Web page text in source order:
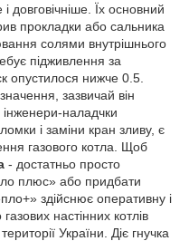
довговічніше. Їх основний
прокладки або сальника
солями внутрішнього
підживлення за
опустилося нижче 0.5.
зазвичай він
інженери-наладчки
і заміни кран зливу, є
газового котла. Щоб
- достатньо просто
плюс» або придбати
здійснює оперативну і
настінних котлів
України. Діє гнучка